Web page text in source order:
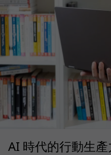
AI 時代的行動生